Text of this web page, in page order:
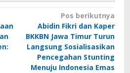
Pos berikutnya
Abidin Fikri dan Kaper
BKKBN Jawa Timur Turun
Langsung Sosialisasikan
Pencegahan Stunting
Menuju Indonesia Emas